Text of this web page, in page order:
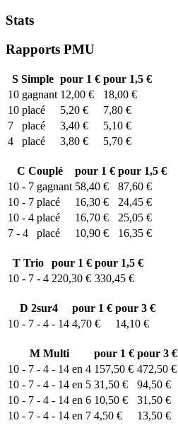
Stats
Rapports PMU
SSimple pour 1 € pour 1,5 €
10 gagnant 12,00 €
18,00 €
10 placé 5,20 €
7,80 €
7
placé 3,40 €
5,10 €
4
placé 3,80 € 5,70 €
C Couplé pour 1 € pour 1,5 €
10 - 7 gagnant 58,40 €
87,60 €
10 - 7 placé 16,30 €
24,45 €
10 - 4 placé 16,70 €
25,05 €
7 - 4
placé 10,90 € 16,35 €
T Trio pour 1 € pour 1,5 €
10 - 7 - 4 220,30 € 330,45 €
D 2sur4 pour 1 € pour 3 €
10 - 7 - 4 - 14 4,70 € 14,10 €
M Multi pour 1 € pour 3 €
10 - 7 - 4 - 14 en 4 157,50 € 472,50 €
10 - 7 - 4 - 14 en 5 31,50 €
94,50 €
10 - 7 - 4 - 14 en 6 10,50 €
31,50 €
10 - 7 - 4 - 14 en 7 4,50 € 13,50 €